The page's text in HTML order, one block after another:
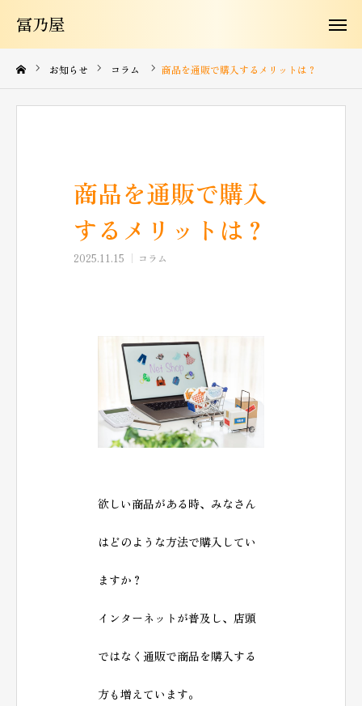
冨乃屋
お知らせ コラム 商品を通販で購入するメリットは？
商品を通販で購入
するメリットは？
2025.11.15 コラム
欲しい商品がある時、みなさん
はどのような方法で購入してい
ますか？
インターネットが普及し、店頭
ではなく通販で商品を購入する
方も増えています。
冨乃屋
冨乃屋について
商品紹介
お問い合わせ